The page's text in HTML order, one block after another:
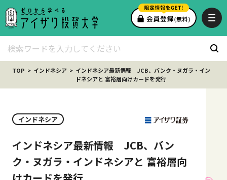
TOP インドネシア
インドネシア最新情報 JCB、バンク・ヌガラ・イン
ドネシアと 富裕層向けカードを発行
インドネシア
インドネシア最新情報 JCB、バン
ク・ヌガラ・インドネシアと 富裕層向